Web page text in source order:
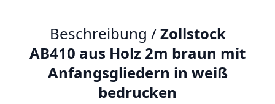
Beschreibung /Zollstock
AB410 aus Holz 2m braun mit
Anfangsgliedern in weiß
bedrucken